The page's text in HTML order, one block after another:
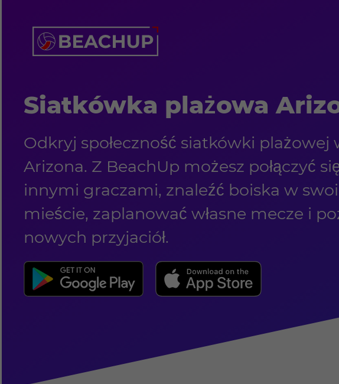
Siatkówka plażowa
Odkryj społeczność siatkówki plażowej
Arizona. Z BeachUp możesz połączyć
innymi graczami, znaleźć boiska w
mieście, zaplanować własne mecze i
nowych przyjaciół.